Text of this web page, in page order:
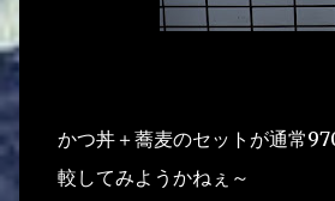
かつ丼＋蕎麦のセットが通常
較してみようかねぇ～